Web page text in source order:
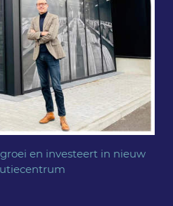
en investeert in nieuw